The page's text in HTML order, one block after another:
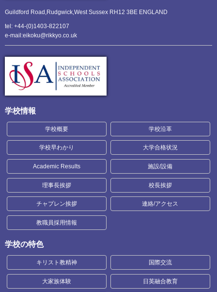
Guildford Road,Rudgwick,West Sussex RH12 3BE ENGLAND
tel: +44-(0)1403-822107
e-mail:eikoku@rikkyo.co.uk
学校情報
学校概要 学校沿革
学校早わかり 大学合格状況
Academic Results 施設/設備
理事長挨拶 校長挨拶
チャプレン挨拶 連絡/アクセス
教職員採用情報
学校の特色
キリスト教精神 国際交流
大家族体験 日英融合教育